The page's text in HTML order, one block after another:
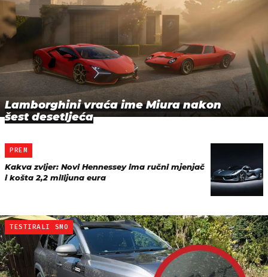
Lamborghini vraća ime Miura nakon
šest desetljeća
PREM
Kakva zvijer: Novi Hennessey ima ručni mjenjač
i košta 2,2 milijuna eura
TESTIRALI SMO